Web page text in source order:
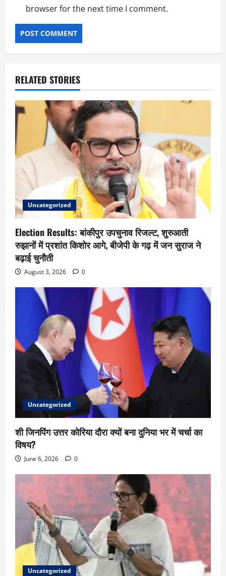
browser for the next time I comment.
RELATED STORIES
Uncategorized
Election Results: बांकीपुर उपचुनाव रिजल्ट, शुरुआती
रुझानों में प्रशांत किशोर आगे, बीजेपी के गढ़ में जन सुराज ने
बढ़ाई चुनौती
August 3, 2026 0
Uncategorized
शी जिनपिंग उत्तर कोरिया दौरा क्यों बना दुनिया भर में चर्चा का
विषय?
June 6, 2026 0
Uncategorized